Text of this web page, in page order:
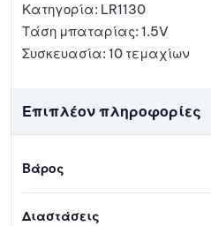
Κατηγορία: LR1130
Τάση μπαταρίας: 1.5V
Συσκευασία: 10 τεμαχίων
Επιπλέον πληροφορίες
Βάρος
Διαστάσεις